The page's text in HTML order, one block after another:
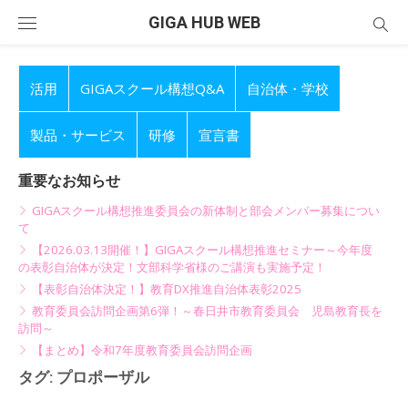
GIGA HUB WEB
活用 GIGAスクール構想Q&A 自治体・学校
製品・サービス 研修 宣言書
重要なお知らせ
GIGAスクール構想推進委員会の新体制と部会メンバー募集につい
て
【2026.03.13開催！】GIGAスクール構想推進セミナー～今年度
の表彰自治体が決定！文部科学省様のご講演も実施予定！
【表彰自治体決定！】教育DX推進自治体表彰2025
教育委員会訪問企画第6弾！～春日井市教育委員会 児島教育長を
訪問～
【まとめ】令和7年度教育委員会訪問企画
タグ: プロポーザル